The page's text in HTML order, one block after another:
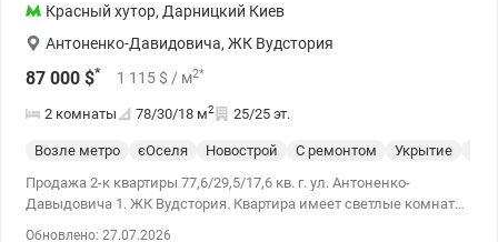
Красный хутор, Дарницкий Киев
Антоненко-Давидовича, ЖК Вудстория
87 000 $* 1 115 $ / м2*
2 комнаты 78/30/18 м2 25/25 эт.
Возле метро єОселя Новострой С ремонтом Укрытие
Продажа 2-к квартиры 77,6/29,5/17,6 кв. г. ул. Антоненко-
Давыдовича 1. ЖК Вудстория. Квартира имеет светлые комнаты,
Обновлено: 27.07.2026